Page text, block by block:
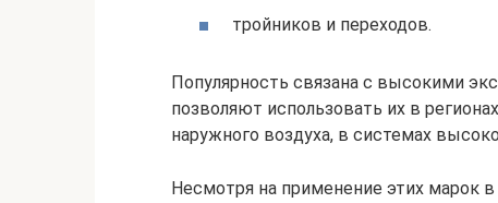
тройников и переходов.
Популярность связана с высокими
позволяют использовать их в
наружного воздуха, в системах
Несмотря на применение этих марок